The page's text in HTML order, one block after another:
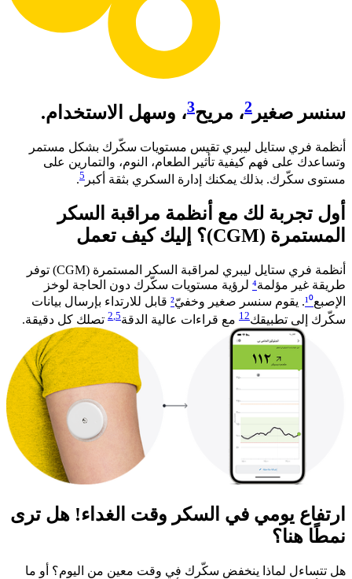
سنسر صغير 2، مريح3، وسهل الاستخدام.
أنظمة فري ستايل ليبري تقيس مستويات سكّرك بشكل مستمر
وتساعدك على فهم كيفية تأثير الطعام، النوم، والتمارين على
مستوى سكّرك. بذلك يمكنك إدارة السكري بثقة أكبر 5
. ​
أول تجربة لك مع أنظمة مراقبة السكر
المستمرة (CGM)؟ إليك كيف تعمل​
أنظمة فري ستايل ليبري لمراقبة السكر المستمرة (CGM) توفر
طريقة غير مؤلمة⁴ لرؤية مستويات سكّرك دون الحاجة لوخز
الإصبع¹⁰. يقوم سنسر صغير وخفيّ² قابل للارتداء بإرسال بيانات
سكّرك إلى تطبيقك12 مع قراءات عالية الدقة 2,5 تصلك كل دقيقة.​
ارتفاع يومي في السكر وقت الغداء! هل ترى
نمطًا هنا؟
هل تتساءل لماذا ينخفض سكّرك في وقت معين من اليوم؟ أو ما